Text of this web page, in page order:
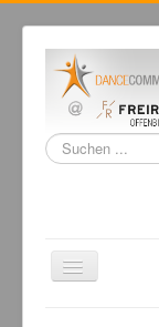
Suchen
...
Navigation
an/aus